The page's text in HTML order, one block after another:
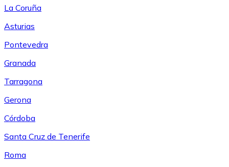
La Coruña
Asturias
Pontevedra
Granada
Tarragona
Gerona
Córdoba
Santa Cruz de Tenerife
Roma